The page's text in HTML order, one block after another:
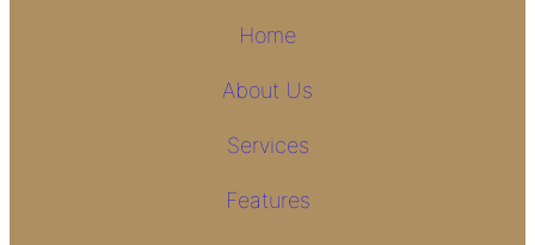
Home
About Us
Services
Features